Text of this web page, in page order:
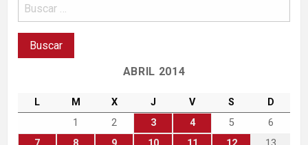
ABRIL 2014
L M X J V S
D
1
2 3 4 5
6